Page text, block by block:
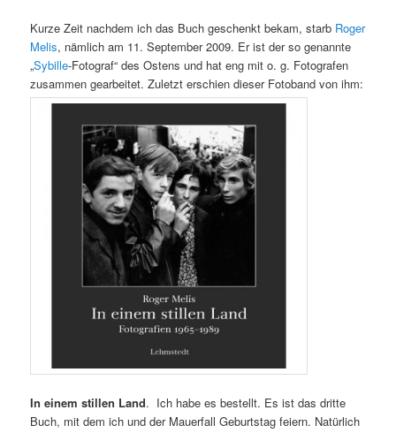
Kurze Zeit nachdem ich das Buch geschenkt bekam, starb Roger
Melis, nämlich am 11. September 2009. Er ist der so genannte
„Sybille-Fotograf“ des Ostens und hat eng mit o. g. Fotografen
zusammen gearbeitet. Zuletzt erschien dieser Fotoband von ihm:
In einem stillen Land. Ich habe es bestellt. Es ist das dritte
Buch, mit dem ich und der Mauerfall Geburtstag feiern. Natürlich